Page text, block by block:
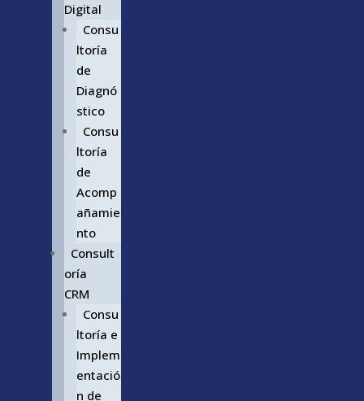
Digital
Consu
ltoría
de
Diagnó
stico
Consu
ltoría
de
Acomp
añamie
nto
Consult
oría
CRM
Consu
ltoría e
Implem
entació
n de